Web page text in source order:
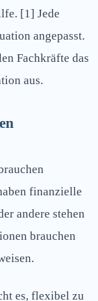
[1] Jede
angepasst.
Fachkräfte das
aus.
finanzielle
andere stehen
brauchen
es, flexibel zu